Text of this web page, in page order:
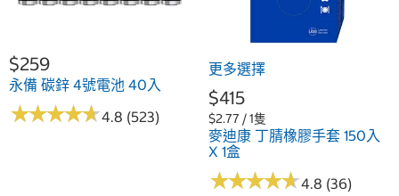
$259
永備 碳鋅 4號電池 40入
★★★★★
★★★★★4.8 (523)
更多選擇
$415
$2.77 / 1隻
麥迪康 丁腈橡膠手套 150入
X 1盒
★★★★★
★★★★★4.8 (36)